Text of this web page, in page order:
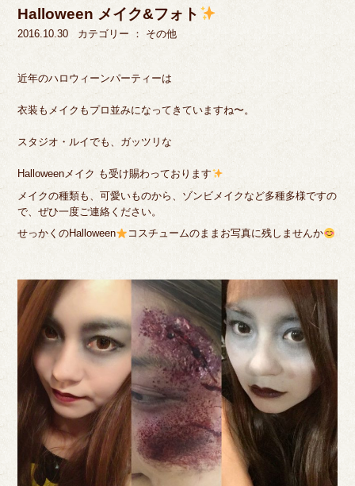
Halloween メイク&フォト
2016.10.30 カテゴリー ： その他
近年のハロウィーンパーティーは
衣装もメイクもプロ並みになってきていますね〜。
スタジオ・ルイでも、ガッツリな
Halloweenメイク も受け賜わっております
メイクの種類も、可愛いものから、ゾンビメイクなど多種多様ですの
で、ぜひ一度ご連絡ください。
せっかくのHalloween
コスチュームのままお写真に残しませんか